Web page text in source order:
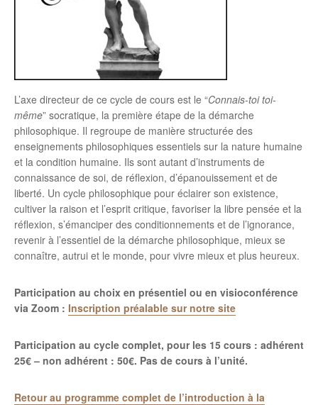
L’axe directeur de ce cycle de cours est le “Connais-toi toi-
même” socratique, la première étape de la démarche
philosophique. Il regroupe de manière structurée des
enseignements philosophiques essentiels sur la nature humaine
et la condition humaine. Ils sont autant d’instruments de
connaissance de soi, de réflexion, d’épanouissement et de
liberté. Un cycle philosophique pour éclairer son existence,
cultiver la raison et l’esprit critique, favoriser la libre pensée et la
réflexion, s’émanciper des conditionnements et de l’ignorance,
revenir à l’essentiel de la démarche philosophique, mieux se
connaître, autrui et le monde, pour vivre mieux et plus heureux.
Participation au choix en présentiel ou en visioconférence
via Zoom : Inscription préalable sur notre site
Participation au cycle complet, pour les 15 cours : adhérent
25€ – non adhérent : 50€. Pas de cours à l’unité.
Retour au programme complet de l’introduction à la